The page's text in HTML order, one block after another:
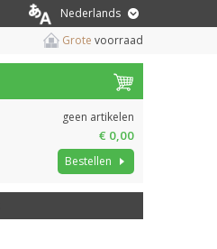
Nederlands
Grote voorraad
geen artikelen
€ 0,00
Bestellen